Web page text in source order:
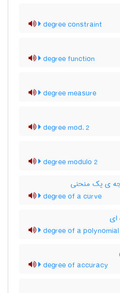
degree constraint
degree function
degree measure
degree mod. 2
degree modulo 2
ی یک منحنی
degree of a curve
degree of a polynomial
degree of accuracy